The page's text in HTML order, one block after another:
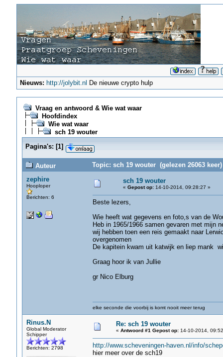
Nieuws: http://jolybit.nl De nieuwe crypto hulp
Vraag en antwoord & Wie wat waar
Hoofdindex
Wie wat waar
sch 19 wouter
Pagina's: [1]
Auteur
Topic: sch 19 wouter (gelezen 26063 keer)
zephire
Hooploper
Berichten: 6
sch 19 wouter
« Gepost op:14-10-2014, 09:28:27 »
Beste lezers,
Wie heeft wat gegevens en foto,s van de
Heb in 1965/1966 samen gevaren met mijn
wij hebben toen een reis gemaakt naar
overgenomen
De kapitein kwam uit katwijk en liep mank
Graag hoor ik van Jullie
gr Nico Elburg
elke seconde die voorbij is komt nooit meer terug
Rinus.N
Global Moderator
Schipper
Berichten: 2798
Re: sch 19 wouter
« Antwoord #1 Gepost op:14-10-2014,
http://www.scheveningen-haven.nl/info/
hier meer over de sch19